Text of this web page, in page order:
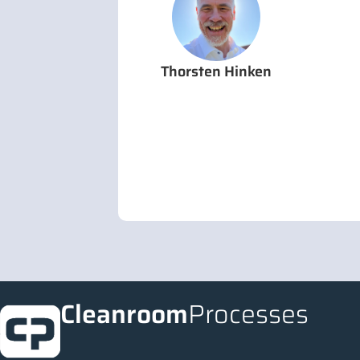
Thorsten Hinken
CleanroomProcesses